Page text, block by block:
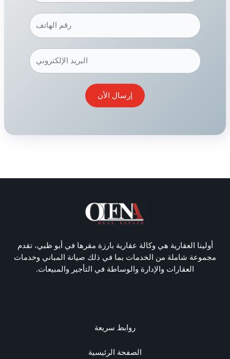
إرسال الأن
أولينا العقارية هي وكالة عقارية بارزة مقرها في أبو ظبي، تقدم
مجموعة شاملة من الخدمات بما في ذلك صيانة المباني وخدمات
العقارات والإدارة والوساطة في التأجير والمبيعات.
روابط سريعة
الصفحة الرئيسية